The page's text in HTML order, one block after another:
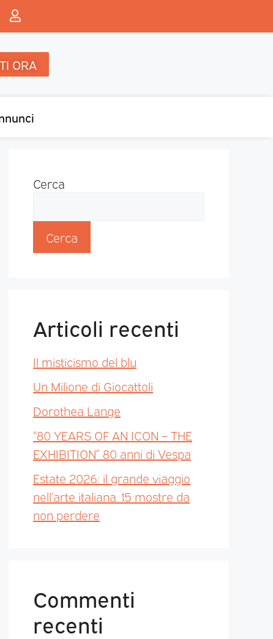
ORA
Cerca
Cerca
Articoli recenti
Il misticismo del blu
Un Milione di Giocattoli
Dorothea Lange
“80 YEARS OF AN ICON – THE
EXHIBITION” 80 anni di Vespa
Estate 2026: il grande viaggio
nell’arte italiana. 15 mostre da
non perdere
Commenti
recenti